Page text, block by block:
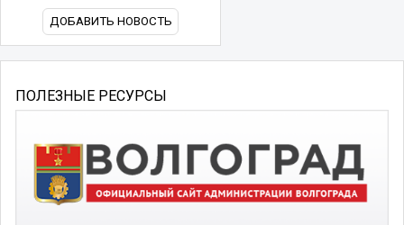
ДОБАВИТЬ НОВОСТЬ
ПОЛЕЗНЫЕ РЕСУРСЫ